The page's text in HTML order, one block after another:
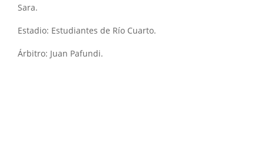
Sara.
Estadio: Estudiantes de Río Cuarto.
Árbitro: Juan Pafundi.